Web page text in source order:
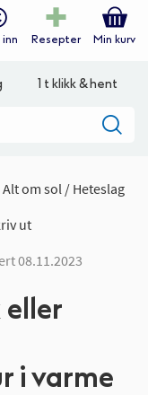
inn Resepter Min kurv
1 t klikk & hent
Alt om sol
Heteslag
ut
08.11.2023
eller
i varme